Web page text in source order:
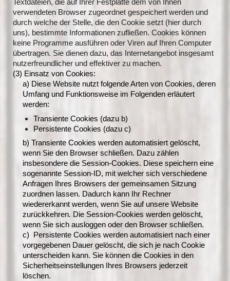
Textdateien, die auf Ihrer Festplatte dem von Ihnen
verwendeten Browser zugeordnet gespeichert werden und
durch welche der Stelle, die den Cookie setzt (hier durch
uns), bestimmte Informationen zufließen. Cookies können
keine Programme ausführen oder Viren auf Ihren Computer
übertragen. Sie dienen dazu, das Internetangebot insgesamt
nutzerfreundlicher und effektiver zu machen.
(3) Einsatz von Cookies:
a) Diese Website nutzt folgende Arten von Cookies, deren
Umfang und Funktionsweise im Folgenden erläutert
werden:
Transiente Cookies (dazu b)
Persistente Cookies (dazu c)
b) Transiente Cookies werden automatisiert gelöscht,
wenn Sie den Browser schließen. Dazu zählen
insbesondere die Session-Cookies. Diese speichern eine
sogenannte Session-ID, mit welcher sich verschiedene
Anfragen Ihres Browsers der gemeinsamen Sitzung
zuordnen lassen. Dadurch kann Ihr Rechner
wiedererkannt werden, wenn Sie auf unsere Website
zurückkehren. Die Session-Cookies werden gelöscht,
wenn Sie sich ausloggen oder den Browser schließen.
c) Persistente Cookies werden automatisiert nach einer
vorgegebenen Dauer gelöscht, die sich je nach Cookie
unterscheiden kann. Sie können die Cookies in den
Sicherheitseinstellungen Ihres Browsers jederzeit
löschen.